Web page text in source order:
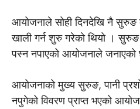
आयोजनाले सोही दिनदेखि नै सुरुङ
खाली गर्न शुरु गरेको थियो । सुरुङ
पस्न नपाएको आयोजनाले जनाएको
आयोजनाको मुख्य सुरुङ, पानी
नपुगेको विवरण प्राप्त भएको